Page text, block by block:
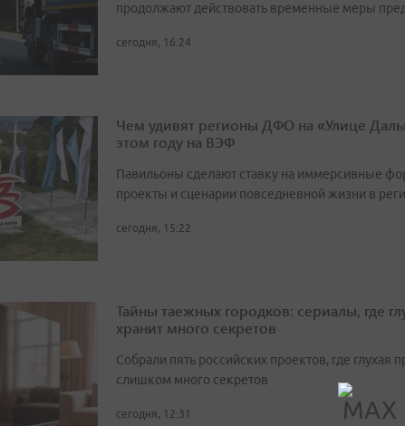
продолжают действовать временные меры
сегодня, 16:24
Чем удивят регионы ДФО на «Улице
этом году на ВЭФ
Павильоны сделают ставку на иммерсивные
проекты и сценарии повседневной жизни в
сегодня, 15:22
Тайны таежных городков: сериалы, где
хранит много секретов
Собрали пять российских проектов, где глухая
слишком много секретов
сегодня, 12:31